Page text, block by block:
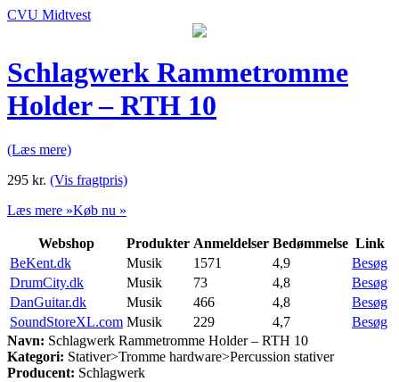
CVU Midtvest
Schlagwerk Rammetromme
Holder – RTH 10
(Læs mere)
295 kr. (Vis fragtpris)
Læs mere »Køb nu »
Webshop Produkter Anmeldelser Bedømmelse Link
BeKent.dk
Musik 1571 4,9
Besøg
DrumCity.dk
Musik 73 4,8
Besøg
DanGuitar.dk
Musik 466 4,8
Besøg
SoundStoreXL.com Musik 229 4,7
Besøg
Navn: Schlagwerk Rammetromme Holder – RTH 10
Kategori: Stativer>Tromme hardware>Percussion stativer
Producent: Schlagwerk